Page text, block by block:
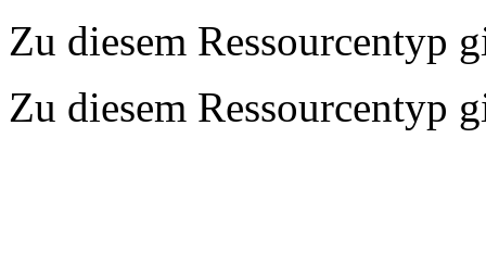
Zu diesem Ressourcentyp
Zu diesem Ressourcentyp